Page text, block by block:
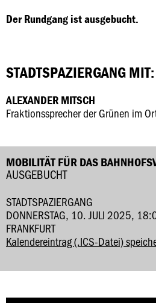
Der Rundgang ist ausgebucht.
STADTSPAZIERGANG MIT:
ALEXANDER MITSCH
Fraktionssprecher der Grünen im
MOBILITÄT FÜR DAS
AUSGEBUCHT
STADTSPAZIERGANG
DONNERSTAG, 10. JULI 2025,
FRANKFURT
Kalendereintrag (.ICS-Datei)